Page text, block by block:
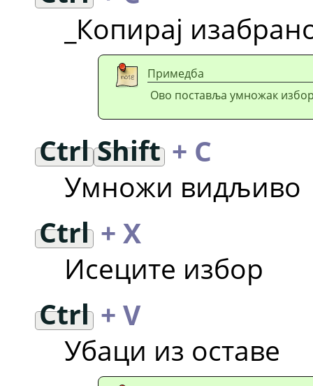
_Копирај
Примедба
Ово поставља умножак
Ctrl Shift + C
Умножи видљиво
Ctrl+ X
Исеците избор
Ctrl+ V
Убаци из оставе